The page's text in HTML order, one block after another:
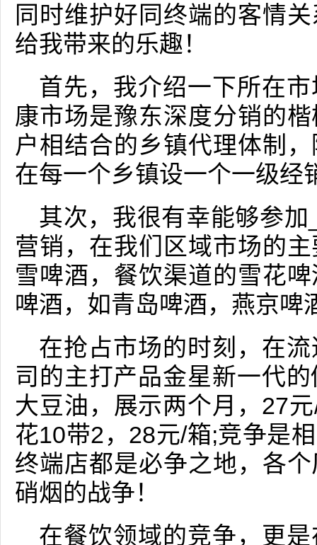
同时维护好同终端的客情
给我带来的乐趣！
首先，我介绍一下所在
康市场是豫东深度分销的
户相结合的乡镇代理体制
在每一个乡镇设一个一级经
其次，我很有幸能够参
营销，在我们区域市场的
雪啤酒，餐饮渠道的雪花
啤酒，如青岛啤酒，燕京啤
在抢占市场的时刻，在
司的主打产品金星新一代
大豆油，展示两个月，27
花10带2，28元/箱;竞争是
终端店都是必争之地，各
硝烟的战争！
在餐饮领域的竞争，更